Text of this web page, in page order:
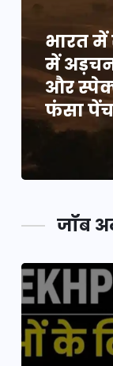
भारत में
में
और
फंसा
जॉब